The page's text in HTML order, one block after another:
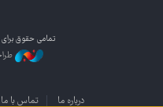
تمامی حقوق برای
درباره ما تماس با ما